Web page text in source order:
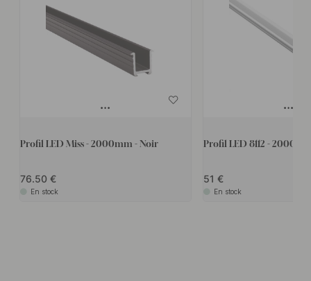
Profil LED Miss - 2000mm - Noir
76.50
En stock
Profil LED 8112 -
51
En stock